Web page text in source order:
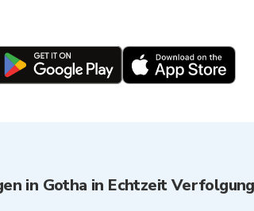
in Gotha in Echtzeit Verfolgung